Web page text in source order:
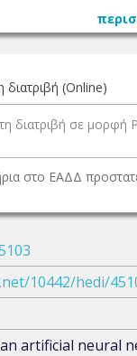
διατριβή (Online)
διατριβή σε μορφή
στο ΕΑΔΔ
10442/hedi/
artificial neural